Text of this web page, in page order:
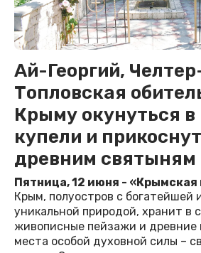
Ай-Георгий,
Топловская
Крыму окунуться
купели и
древним святыням
Пятница, 12 июня - «Крымская
Крым, полуостров с богатейшей
уникальной природой, хранит в
живописные пейзажи и древние
места особой духовной силы –